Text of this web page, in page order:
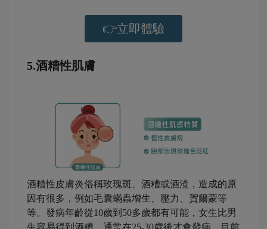
👉立即體驗
5.酒糟性肌膚
酒糟性皮膚炎俗稱玫瑰斑、酒糟或酒渣，造成的原
因有很多，例如毛囊蟎蟲增生、壓力、賀爾蒙等
等。發病年齡從10歲到50多歲都有可能，女生比男
生容易得到酒糟，通常在25-30歲後才會發病。
目前